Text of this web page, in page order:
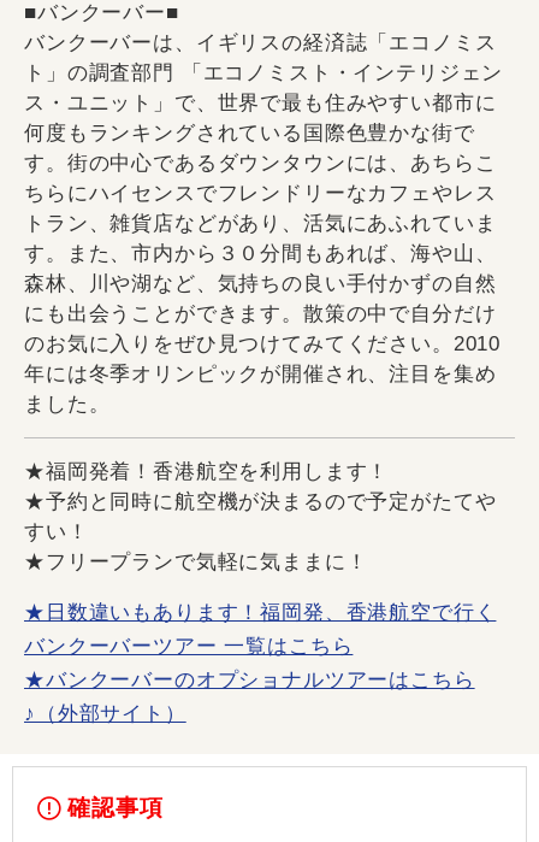
■バンクーバー■
バンクーバーは、イギリスの経済誌「エコノミス
ト」の調査部門 「エコノミスト・インテリジェン
ス・ユニット」で、世界で最も住みやすい都市に
何度もランキングされている国際色豊かな街で
す。街の中心であるダウンタウンには、あちらこ
ちらにハイセンスでフレンドリーなカフェやレス
トラン、雑貨店などがあり、活気にあふれていま
す。また、市内から３０分間もあれば、海や山、
森林、川や湖など、気持ちの良い手付かずの自然
にも出会うことができます。散策の中で自分だけ
のお気に入りをぜひ見つけてみてください。2010
年には冬季オリンピックが開催され、注目を集め
ました。
★福岡発着！香港航空を利用します！
★予約と同時に航空機が決まるので予定がたてや
すい！
★フリープランで気軽に気ままに！
★日数違いもあります！福岡発、香港航空で行く
バンクーバーツアー 一覧はこちら
★バンクーバーのオプショナルツアーはこちら
♪（外部サイト）
確認事項